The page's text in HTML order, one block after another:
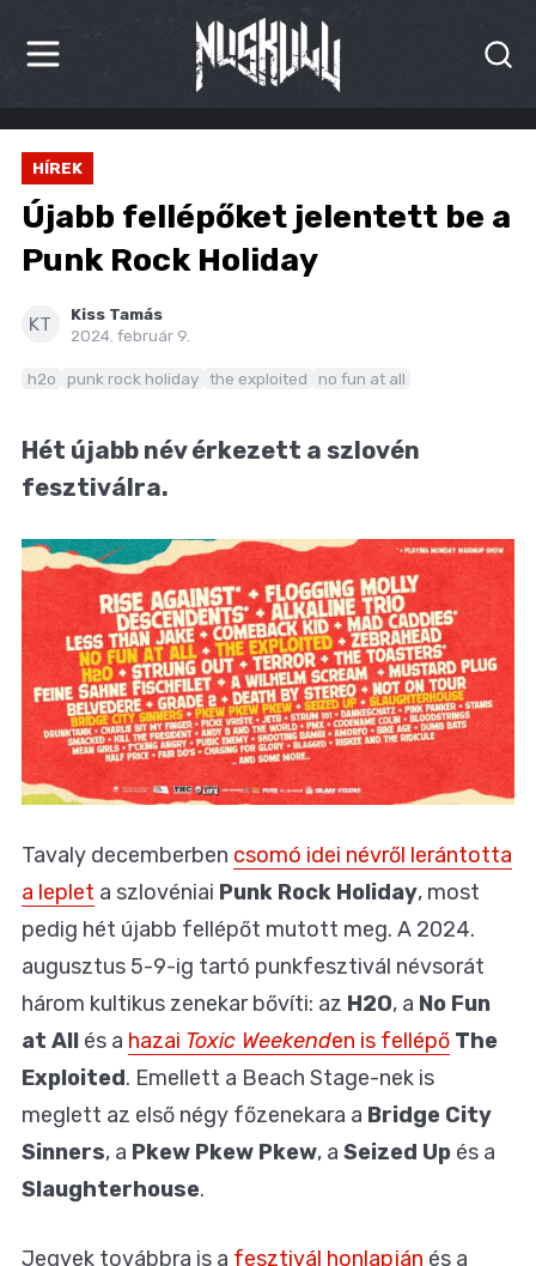
HÍREK
KRITIKÁK
BESZÁMOLÓK
MÁSVILÁG
HÍREK
Újabb fellépőket jelentett be a
Punk Rock Holiday
KT
Kiss Tamás
2024. február 9.
h2o punk rock holiday the exploited no fun at all
Hét újabb név érkezett a szlovén
fesztiválra.
Tavaly decemberben csomó idei névről lerántotta
a leplet a szlovéniai Punk Rock Holiday, most
pedig hét újabb fellépőt mutott meg. A 2024.
augusztus 5-9-ig tartó punkfesztivál névsorát
három kultikus zenekar bővíti: az H2O, a No Fun
at All és a hazai Toxic Weekenden is fellépő The
Exploited. Emellett a Beach Stage-nek is
meglett az első négy főzenekara a Bridge City
Sinners, a Pkew Pkew Pkew, a Seized Up és a
Slaughterhouse.
Jegyek továbbra is a fesztivál honlapján és a